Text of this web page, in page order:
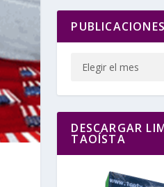
DESCARGAR
TAOÍSTA